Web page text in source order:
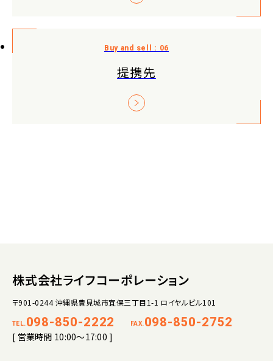
提携先
株式会社ライフコーポレーション
〒901-0244 沖縄県豊見城市宜保三丁目1-1 ロイヤルビル101
TEL. 098-850-2222 FAX. 098-850-2752
[ 営業時間 10:00～17:00 ]